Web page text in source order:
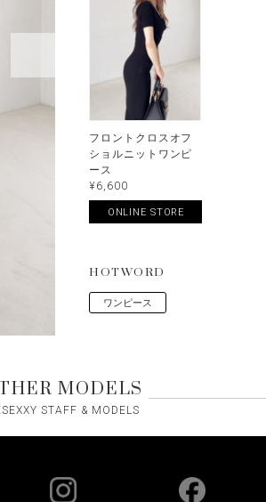
フロントクロスオフ
ショルニットワンピ
ース
¥6,600
ONLINE STORE
HOTWORD
ワンピース
MODELS
STAFF & MODELS